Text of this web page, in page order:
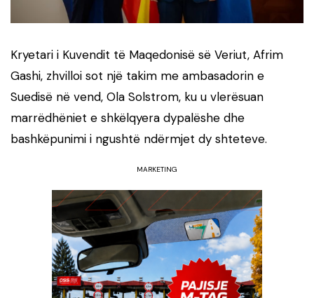
Kryetari i Kuvendit të Maqedonisë së Veriut, Afrim
Gashi, zhvilloi sot një takim me ambasadorin e
Suedisë në vend, Ola Solstrom, ku u vlerësuan
marrëdhëniet e shkëlqyera dypalëshe dhe
bashkëpunimi i ngushtë ndërmjet dy shteteve.
MARKETING